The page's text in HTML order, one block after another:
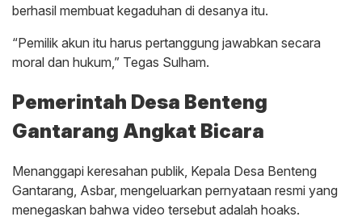
berhasil membuat kegaduhan di desanya itu.
“Pemilik akun itu harus pertanggung jawabkan secara
moral dan hukum,” Tegas Sulham.
Pemerintah Desa Benteng
Gantarang Angkat Bicara
Menanggapi keresahan publik, Kepala Desa Benteng
Gantarang, Asbar, mengeluarkan pernyataan resmi yang
menegaskan bahwa video tersebut adalah hoaks.